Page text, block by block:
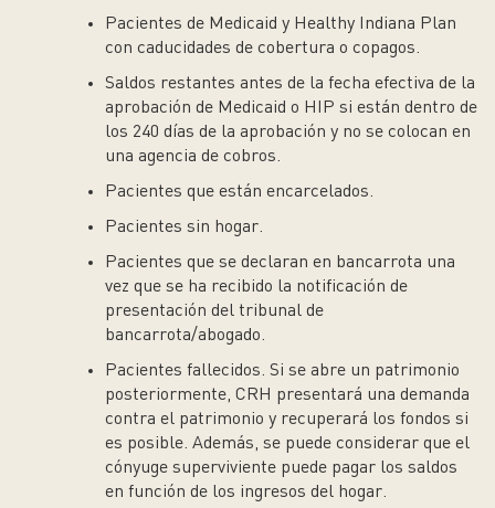
Pacientes de Medicaid y Healthy Indiana Plan
con caducidades de cobertura o copagos.
Saldos restantes antes de la fecha efectiva de la
aprobación de Medicaid o HIP si están dentro de
los 240 días de la aprobación y no se colocan en
una agencia de cobros.
Pacientes que están encarcelados.
Pacientes sin hogar.
Pacientes que se declaran en bancarrota una
vez que se ha recibido la notificación de
presentación del tribunal de
bancarrota/abogado.
Pacientes fallecidos. Si se abre un patrimonio
posteriormente, CRH presentará una demanda
contra el patrimonio y recuperará los fondos si
es posible. Además, se puede considerar que el
cónyuge superviviente puede pagar los saldos
en función de los ingresos del hogar.